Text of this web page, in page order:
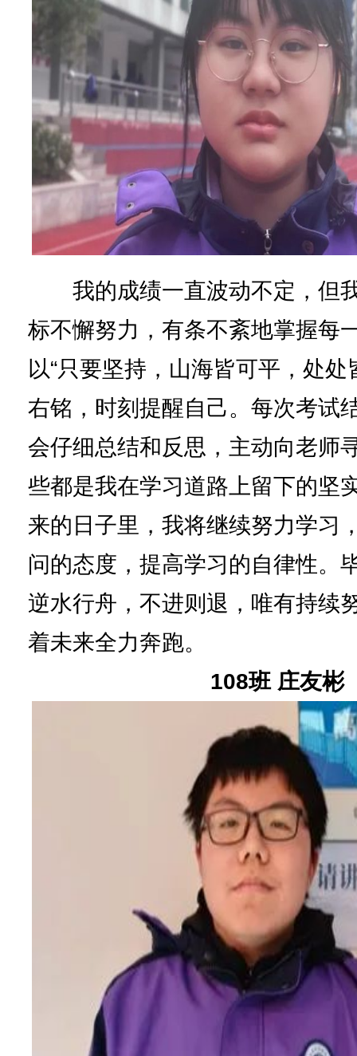
我的成绩一直波动不定，但
标不懈努力，有条不紊地掌握每
以“只要坚持，山海皆可平，处处
右铭，时刻提醒自己。每次考试
会仔细总结和反思，主动向老师
些都是我在学习道路上留下的坚
来的日子里，我将继续努力学习
问的态度，提高学习的自律性。
逆水行舟，不进则退，唯有持续
着未来全力奔跑。
108班 庄友彬